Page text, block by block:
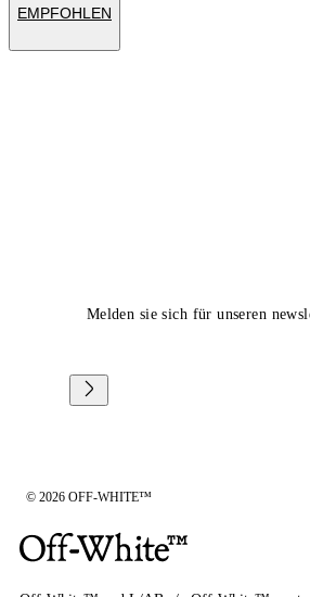
EMPFOHLEN
Melden sie sich für unseren
© 2026 OFF-WHITE™